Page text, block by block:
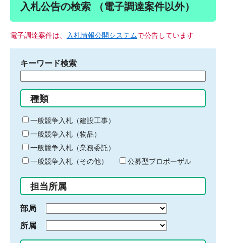
入札公告の検索 （電子調達案件以外）
電子調達案件は、 入札情報公開システムで公告しています
キーワード検索
る
キ
ー
ワ
ー
ド
入
力
種類
一般競争入札（建設工事）
一般競争入札（物品）
一般競争入札（業務委託）
一般競争入札（その他）
公募型プロポーザル
担当所属
部局
所属